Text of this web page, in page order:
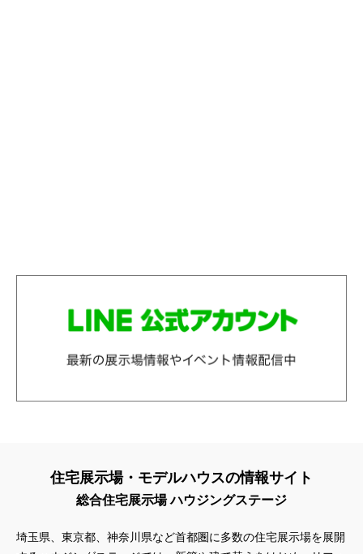
住宅展示場・モデルハウスの情報サイト
総合住宅展示場 ハウジングステージ
埼玉県、東京都、神奈川県など首都圏に多数の住宅展示場を展開